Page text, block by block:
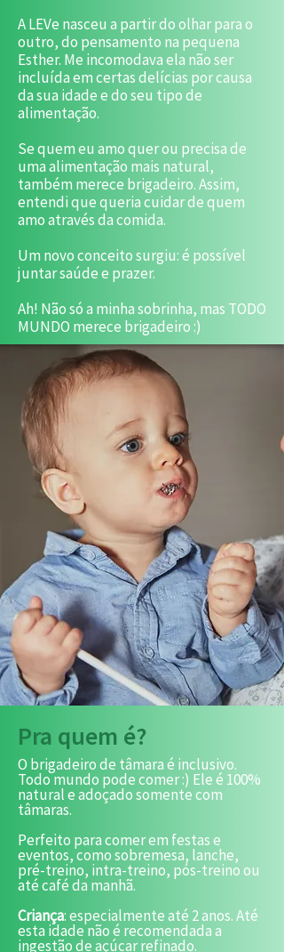
A LEVe nasceu a partir do olhar para o
outro, do pensamento na pequena
Esther. Me incomodava ela não ser
incluída em certas delícias por causa
da sua idade e do seu tipo de
alimentação.
Se quem eu amo quer ou precisa de
uma alimentação mais natural,
também merece brigadeiro. Assim,
entendi que queria cuidar de quem
amo através da comida.
Um novo conceito surgiu: é possível
juntar saúde e prazer.
Ah! Não só a minha sobrinha, mas TODO
MUNDO merece brigadeiro :)
Pra quem é?
O brigadeiro de tâmara é inclusivo.
Todo mundo pode comer :) Ele é 100%
natural e adoçado somente com
tâmaras.
Perfeito para comer em festas e
eventos, como sobremesa, lanche,
pré-treino, intra-treino, pós-treino ou
até café da manhã.
Criança: especialmente até 2 anos. Até
esta idade não é recomendada a
ingestão de açúcar refinado.